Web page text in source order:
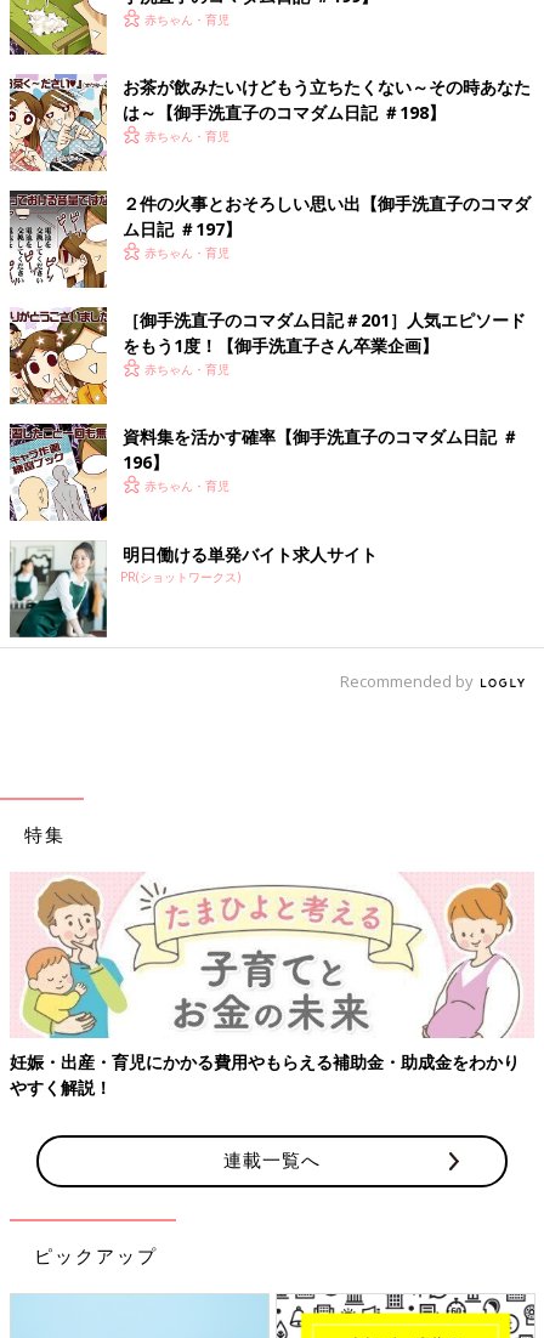
赤ちゃん・育児
お茶が飲みたいけどもう立ちたくない～その時あなた
は～【御手洗直子のコマダム日記 ＃198】
赤ちゃん・育児
２件の火事とおそろしい思い出【御手洗直子のコマダ
ム日記 ＃197】
赤ちゃん・育児
［御手洗直子のコマダム日記＃201］人気エピソード
をもう1度！【御手洗直子さん卒業企画】
赤ちゃん・育児
資料集を活かす確率【御手洗直子のコマダム日記 ＃
196】
赤ちゃん・育児
明日働ける単発バイト求人サイト
PR(ショットワークス)
Recommended by
特集
妊娠・出産・育児にかかる費用やもらえる補助金・助成金をわかり
やすく解説！
連載一覧へ
ピックアップ